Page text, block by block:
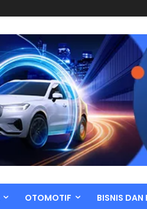
OTOMOTIF BISNIS DAN